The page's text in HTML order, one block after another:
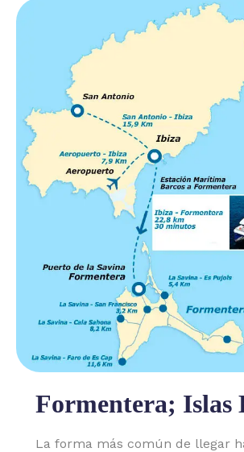
Formentera; Islas
La forma más común de llegar